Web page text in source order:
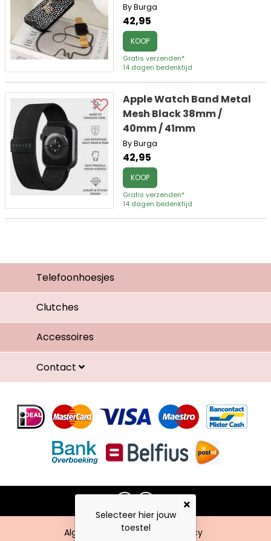
By Burga
42,95
KOOP
Gratis verzenden*
14 dagen bedenktijd
Apple Watch Band Metal
Mesh Black 38mm /
40mm / 41mm
By Burga
42,95
KOOP
Gratis verzenden*
14 dagen bedenktijd
Telefoonhoesjes
Clutches
Accessoires
Contact
Algemene voorwaarden Privacy
Selecteer hier jouw
toestel